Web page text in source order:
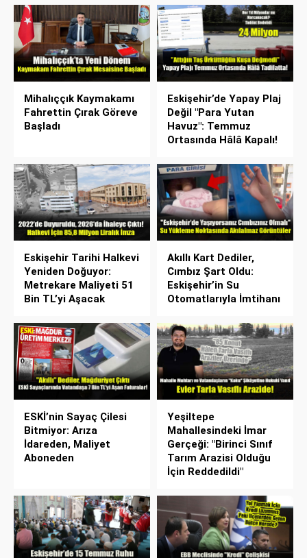
Mihalıççık Kaymakamı
Fahrettin Çırak Göreve
Başladı
Eskişehir’de Yapay Plaj
Değil "Para Yutan
Havuz": Temmuz
Ortasında Hâlâ Kapalı!
Eskişehir Tarihi Halkevi
Yeniden Doğuyor:
Metrekare Maliyeti 51
Bin TL’yi Aşacak
Akıllı Kart Dediler,
Cımbız Şart Oldu:
Eskişehir’in Su
Otomatlarıyla İmtihanı
ESKİ’nin Sayaç Çilesi
Bitmiyor: Arıza
İdareden, Maliyet
Aboneden
Yeşiltepe
Mahallesindeki İmar
Gerçeği: "Birinci Sınıf
Tarım Arazisi Olduğu
İçin Reddedildi"